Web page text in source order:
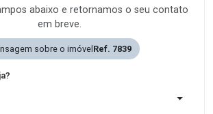
abaixo e retornamos o seu contato
em breve.
sobre o imóvelRef. 7839